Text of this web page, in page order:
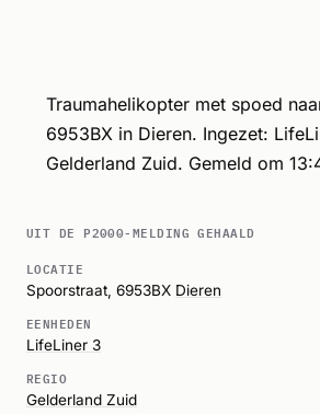
Traumahelikopter met spoed
6953BX in Dieren. Ingezet:
Gelderland Zuid. Gemeld om
UIT DE P2000-MELDING GEHAALD
LOCATIE
Spoorstraat, 6953BX Dieren
EENHEDEN
LifeLiner 3
REGIO
Gelderland Zuid